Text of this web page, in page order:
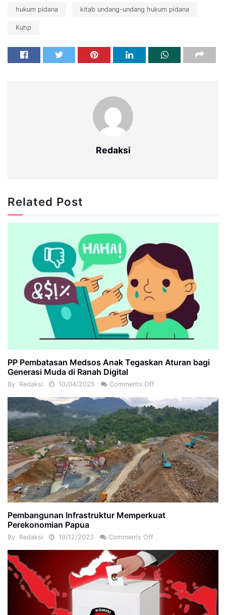
hukum pidana kitab undang-undang hukum pidana
Kuhp
Redaksi
Related Post
PP Pembatasan Medsos Anak Tegaskan Aturan bagi
Generasi Muda di Ranah Digital
By Redaksi 10/04/2025 Comments Off
Pembangunan Infrastruktur Memperkuat
Perekonomian Papua
By Redaksi 19/12/2023 Comments Off